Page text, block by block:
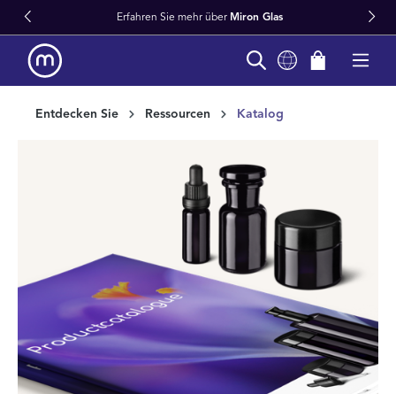
springen Erfahren Sie mehr über Miron Glas
Entdecken Sie Ressourcen Katalog